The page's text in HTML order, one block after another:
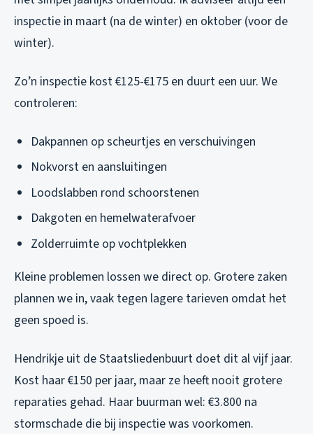
inspectie in maart (na de winter) en oktober (voor de
winter).
Zo’n inspectie kost €125-€175 en duurt een uur. We
controleren:
Dakpannen op scheurtjes en verschuivingen
Nokvorst en aansluitingen
Loodslabben rond schoorstenen
Dakgoten en hemelwaterafvoer
Zolderruimte op vochtplekken
Kleine problemen lossen we direct op. Grotere zaken
plannen we in, vaak tegen lagere tarieven omdat het
geen spoed is.
Hendrikje uit de Staatsliedenbuurt doet dit al vijf jaar.
Kost haar €150 per jaar, maar ze heeft nooit grotere
reparaties gehad. Haar buurman wel: €3.800 na
stormschade die bij inspectie was voorkomen.